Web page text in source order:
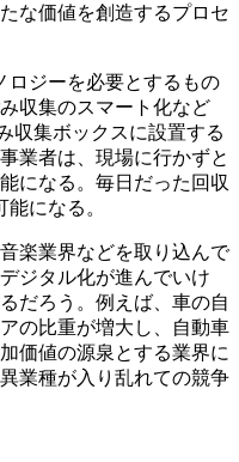
な価値を創造するプロセ
ジーを必要とするもの
収集のスマート化など
収集ボックスに設置する
業者は、現場に行かずと
になる。毎日だった回収
になる。
楽業界などを取り込んで
ジタル化が進んでいけ
だろう。例えば、車の自
の比重が増大し、自動車
価値の源泉とする業界に
業種が入り乱れての競争